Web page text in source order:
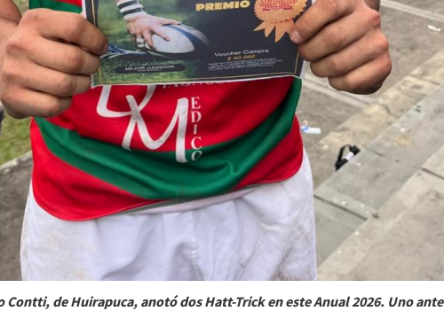
Contti, de Huirapuca, anotó dos Hatt-Trick en este Anual 2026. Uno ante